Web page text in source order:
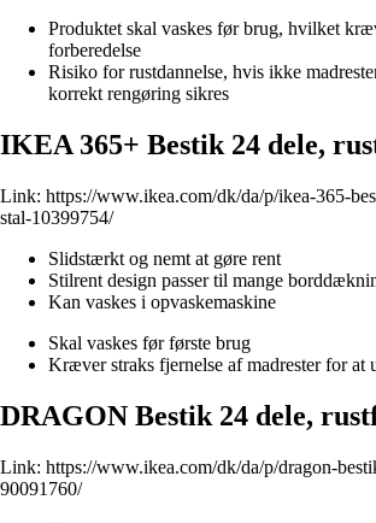
Produktet skal vaskes før brug, hvilket
forberedelse
Risiko for rustdannelse, hvis ikke
korrekt rengøring sikres
IKEA 365+ Bestik 24 dele,
Link: https://www.ikea.com/dk/da/p/ikea-365-
stal-10399754/
Slidstærkt og nemt at gøre rent
Stilrent design passer til mange
Kan vaskes i opvaskemaskine
Skal vaskes før første brug
Kræver straks fjernelse af madrester for at
DRAGON Bestik 24 dele,
Link: https://www.ikea.com/dk/da/p/dragon-
90091760/